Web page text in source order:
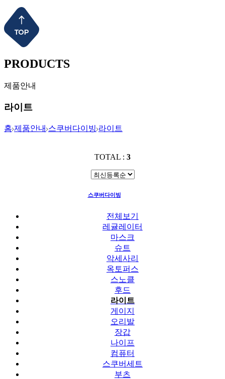
PRODUCTS
제품안내
라이트
홈 제품안내 스쿠버다이빙 라이트
TOTAL : 3
스쿠버다이빙
전체보기
레귤레이터
마스크
슈트
악세사리
옥토퍼스
스노클
후드
라이트
게이지
오리발
장갑
나이프
컴퓨터
스쿠버세트
부츠